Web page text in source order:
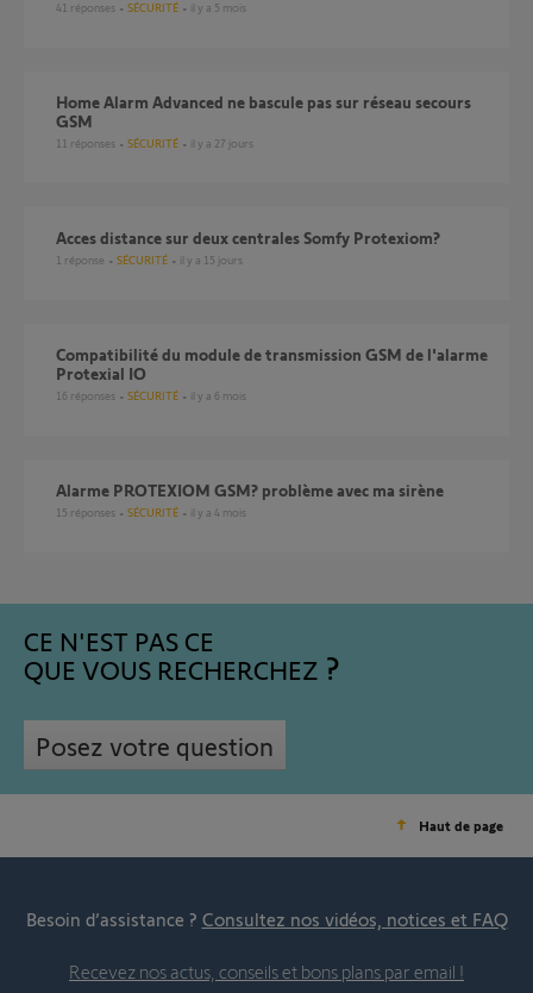
41 réponses SÉCURITÉ il y a 5 mois
Home Alarm Advanced ne bascule pas sur réseau secours
GSM
11 réponses SÉCURITÉ il y a 27 jours
Acces distance sur deux centrales Somfy Protexiom?
1 réponse SÉCURITÉ il y a 15 jours
compatibilité du module de transmission GSM de l'alarme
Protexial IO
16 réponses SÉCURITÉ il y a 6 mois
Alarme PROTEXIOM GSM? problème avec ma sirène
15 réponses SÉCURITÉ il y a 4 mois
CE N'EST PAS CE
QUE VOUS RECHERCHEZ
Posez votre question
Haut de page
Besoin d’assistance ? Consultez nos vidéos, notices et FAQ
Recevez nos actus, conseils et bons plans par email !